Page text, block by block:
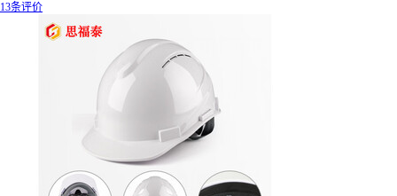
13条评价